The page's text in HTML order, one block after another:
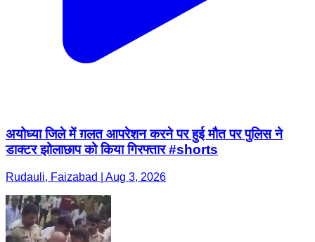
अयोध्या जिले में ग़लत आपरेशन करने पर हुई मौत पर पुलिस ने
डाक्टर झोलाछाप को किया गिरफ्तार #shorts
Rudauli, Faizabad | Aug 3, 2026